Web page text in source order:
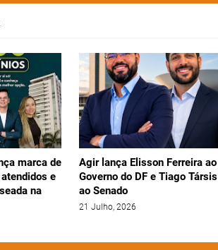
marca de
e
na
Agir lança Elisson Ferreira ao
Governo do DF e Tiago Társis
ao Senado
21 Julho, 2026